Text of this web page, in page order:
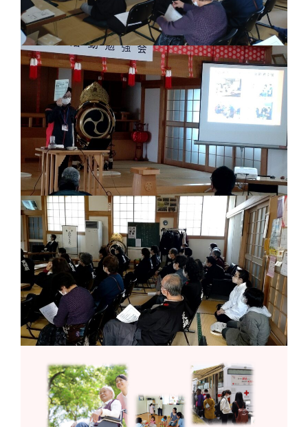
タグ
meets あいさつ
おうた合唱団 にをいがけデー
ひのきしんデー
ふせこみひのきし
ん
ままっぷ
ようぼく一斉活動日
上川 余市 倶知安 八雲
函館 動画 北見 十勝
千恵広 南空知 天塩
天理時報 天龍 天龍支部
子ども食堂 宗谷 室蘭
富良野 小樽 教区報
教区祭 教誨師 日高 旭川
札幌 札幌中南
札幌北西 札幌東
札幌白豊 渡島
災救通信 献血 空知
網走 苫小牧 釧根